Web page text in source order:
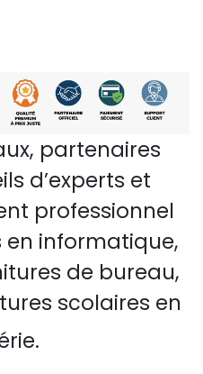
partenaires
d’experts et
professionnel
en informatique,
de bureau,
scolaires en